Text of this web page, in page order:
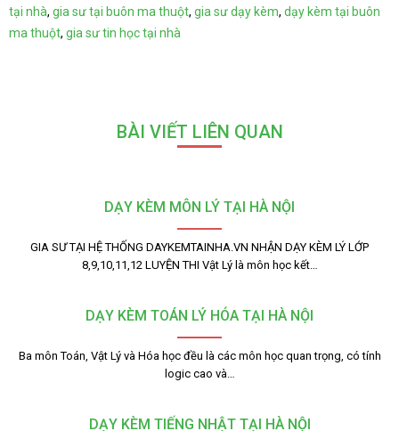
tại nhà, gia sư tại buôn ma thuột, gia sư dạy kèm, dạy kèm tại buôn
ma thuột, gia sư tin học tại nhà
BÀI VIẾT LIÊN QUAN
DẠY KÈM MÔN LÝ TẠI HÀ NỘI
GIA SƯ TẠI HỆ THỐNG DAYKEMTAINHA.VN NHẬN DẠY KÈM LÝ LỚP
8,9,10,11,12 LUYỆN THI Vật Lý là môn học kết…
DẠY KÈM TOÁN LÝ HÓA TẠI HÀ NỘI
Ba môn Toán, Vật Lý và Hóa học đều là các môn học quan trọng, có tính
logic cao và…
DẠY KÈM TIẾNG NHẬT TẠI HÀ NỘI